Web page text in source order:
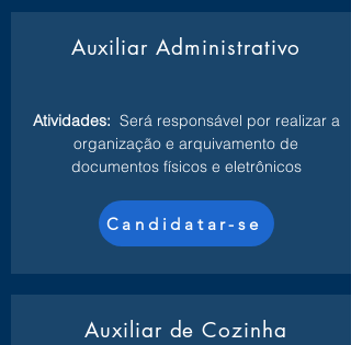
Auxiliar Administrativo
Atividades: Será responsável por realizar a
organização e arquivamento de
documentos físicos e eletrônicos
Candidatar-se
Auxiliar de Cozinha